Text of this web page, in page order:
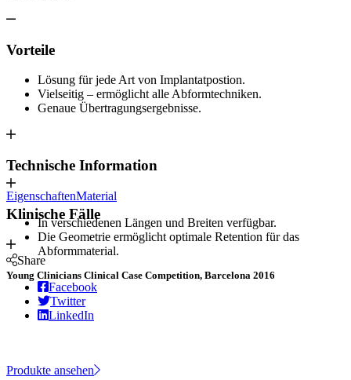
Vorteile
Lösung für jede Art von Implantatpostion.
Vielseitig – ermöglicht alle Abformtechniken.
Genaue Übertragungsergebnisse.
Technische Information
EigenschaftenMaterial
In verschiedenen Längen und Breiten verfügbar.
Die Geometrie ermöglicht optimale Retention für das
Abformmaterial.
Klinische Fälle
Young Clinicians Clinical Case Competition, Barcelona 2016
Share
Facebook
Twitter
LinkedIn
Produkte ansehen